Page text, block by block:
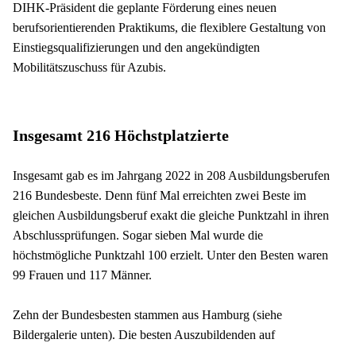
DIHK-Präsident die geplante Förderung eines neuen
berufsorientierenden Praktikums, die flexiblere Gestaltung von
Einstiegsqualifizierungen und den angekündigten
Mobilitätszuschuss für Azubis.
Insgesamt 216 Höchstplatzierte
Insgesamt gab es im Jahrgang 2022 in 208 Ausbildungsberufen
216 Bundesbeste. Denn fünf Mal erreichten zwei Beste im
gleichen Ausbildungsberuf exakt die gleiche Punktzahl in ihren
Abschlussprüfungen. Sogar sieben Mal wurde die
höchstmögliche Punktzahl 100 erzielt. Unter den Besten waren
99 Frauen und 117 Männer.
Zehn der Bundesbesten stammen aus Hamburg (siehe
Bildergalerie unten). Die besten Auszubildenden auf